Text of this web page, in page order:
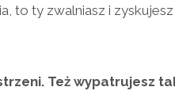
to ty zwalniasz i
Też wypatrujesz